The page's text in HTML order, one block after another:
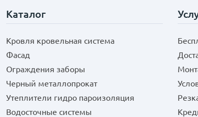
Каталог
Кровля кровельная система
Фасад
Ограждения заборы
Черный металлопрокат
Утеплители гидро пароизоляция
Водосточные системы